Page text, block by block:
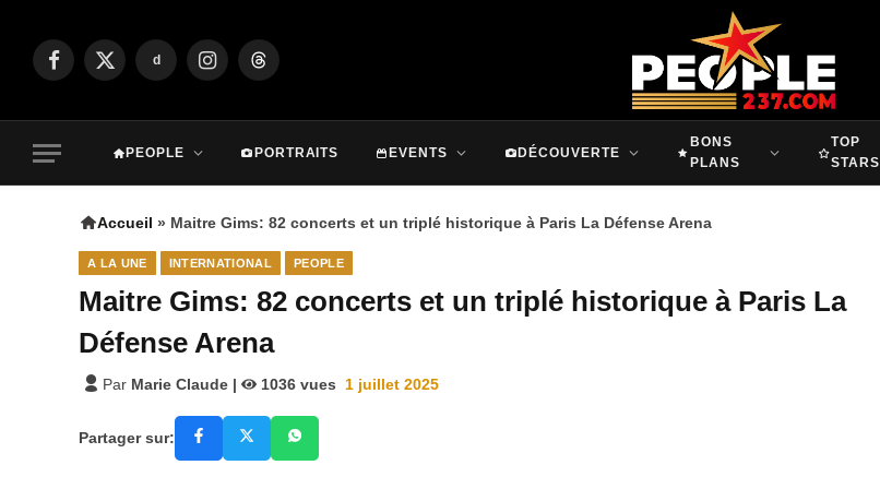
Facebook
X
d
InstagramThreads
PEOPLE PORTRAITS EVENTS DÉCOUVERTE
BONS
PLANS
TOP
STARS
Accueil » Maitre Gims: 82 concerts et un triplé historique à Paris La Défense Arena
A LA UNE INTERNATIONAL PEOPLE
Maitre Gims: 82 concerts et un triplé historique à Paris La
Défense Arena
Par Marie Claude | 1036 vues 1 juillet 2025
Partager sur: